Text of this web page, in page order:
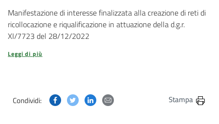
Manifestazione di interesse finalizzata alla creazione di reti di
ricollocazione e riqualificazione in attuazione della d.g.r.
XI/7723 del 28/12/2022
Leggi di più
Condividi: Condividi questa pagina su Facebook
Condividi questa pagina su Twitter
Condividi questa pagina su Linkedin
Condividi questa pagina via
Stampa